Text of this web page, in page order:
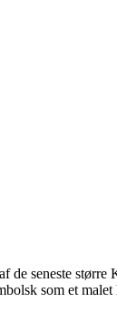
de seneste
som et malet